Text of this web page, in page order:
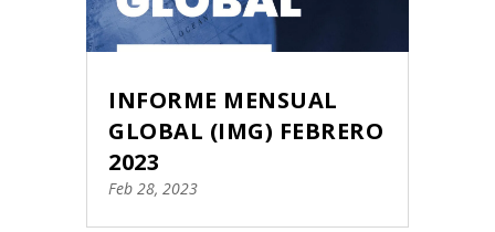
INFORME MENSUAL
GLOBAL (IMG) FEBRERO
2023
Feb 28, 2023